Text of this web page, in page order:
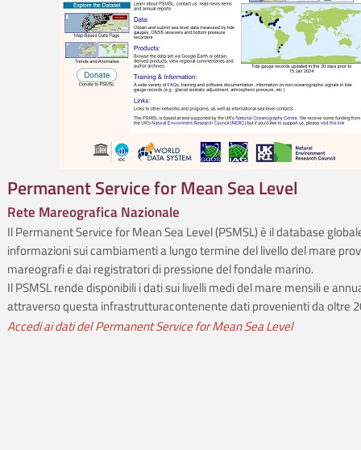
Permanent Service for Mean Sea Level
Rete Mareografica Nazionale
Il Permanent Service for Mean Sea Level (PSMSL) è il database
informazioni sui cambiamenti a lungo termine del livello del mare
mareografi e dai registratori di pressione del fondale marino.
Il PSMSL rende disponibili i dati sui livelli medi del mare mensili e
attraverso questa infrastrutturacontenente dati provenienti da oltre
Accedi ai dati del Permanent Service for Mean Sea Level